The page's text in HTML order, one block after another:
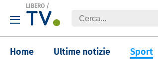
LIBERO /
Home Ultime notizie Sport